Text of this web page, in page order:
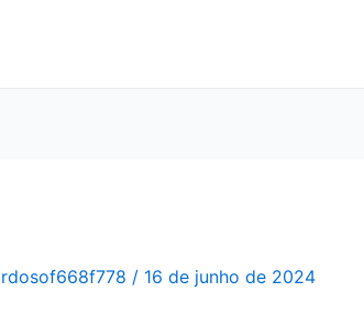
/ 16 de junho de 2024